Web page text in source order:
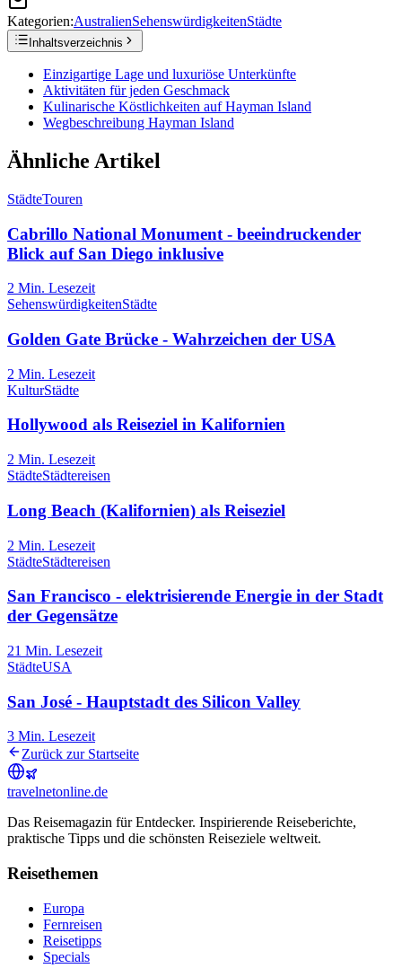
Kategorien:AustralienSehenswürdigkeitenStädte
Inhaltsverzeichnis
Einzigartige Lage und luxuriöse Unterkünfte
Aktivitäten für jeden Geschmack
Kulinarische Köstlichkeiten auf Hayman Island
Wegbeschreibung Hayman Island
Ähnliche Artikel
StädteTouren
Cabrillo National Monument - beeindruckender
Blick auf San Diego inklusive
2 Min. Lesezeit
SehenswürdigkeitenStädte
Golden Gate Brücke - Wahrzeichen der USA
2 Min. Lesezeit
KulturStädte
Hollywood als Reiseziel in Kalifornien
2 Min. Lesezeit
StädteStädtereisen
Long Beach (Kalifornien) als Reiseziel
2 Min. Lesezeit
StädteStädtereisen
San Francisco - elektrisierende Energie in der Stadt
der Gegensätze
21 Min. Lesezeit
StädteUSA
San José - Hauptstadt des Silicon Valley
3 Min. Lesezeit
Zurück zur Startseite
travelnetonline.de
Das Reisemagazin für Entdecker. Inspirierende Reiseberichte,
praktische Tipps und die schönsten Reiseziele weltweit.
Reisethemen
Europa
Fernreisen
Reisetipps
Specials